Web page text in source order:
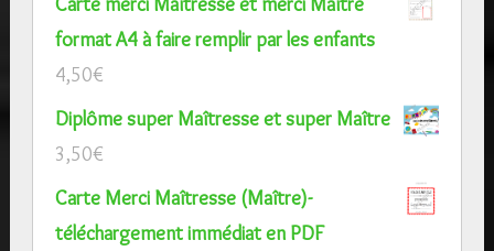
Carte merci Maîtresse et merci Maître
format A4 à faire remplir par les enfants
4,50€
Diplôme super Maîtresse et super Maître
3,50€
Carte Merci Maîtresse (Maître)-
téléchargement immédiat en PDF